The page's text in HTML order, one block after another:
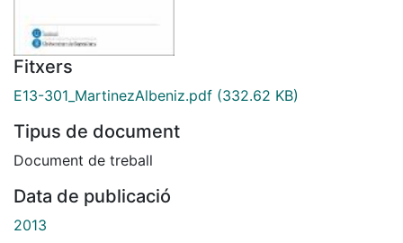
Fitxers
E13-301_MartinezAlbeniz.pdf (332.62 KB)
Tipus de document
Document de treball
Data de publicació
2013